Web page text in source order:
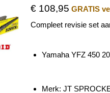
€ 108,95 GRATIS
Compleet revisie set
Yamaha YFZ 450
Merk: JT